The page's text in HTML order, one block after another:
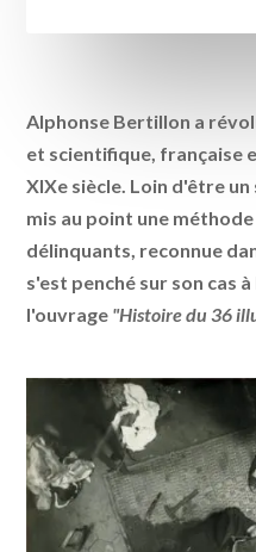
Alphonse Bertillon a
et scientifique, française
XIXe siècle. Loin d'être
mis au point une
délinquants, reconnue
s'est penché sur son cas
l'ouvrage "Histoire du 36